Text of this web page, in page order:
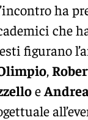
ha
che
figurano
,
e